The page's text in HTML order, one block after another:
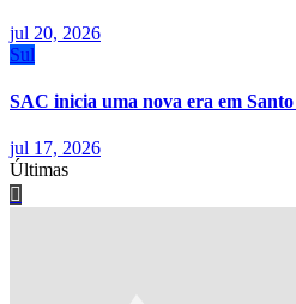
jul 20, 2026
Sul
SAC inicia uma nova era em
jul 17, 2026
Últimas